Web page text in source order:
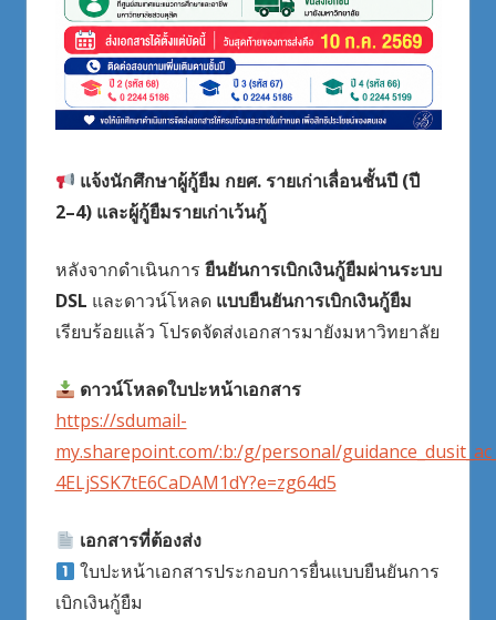
แจ้งนักศึกษาผู้กู้ยืม กยศ. รายเก่าเลื่อนชั้นปี (ปี
2–4) และผู้กู้ยืมรายเก่าเว้นกู้
หลังจากดำเนินการ ยืนยันการเบิกเงินกู้ยืมผ่านระบบ
DSL และดาวน์โหลด แบบยืนยันการเบิกเงินกู้ยืม
เรียบร้อยแล้ว โปรดจัดส่งเอกสารมายังมหาวิทยาลัย
ดาวน์โหลดใบปะหน้าเอกสาร
https://sdumail-
my.sharepoint.com/:b:/g/personal/
4ELjSSK7tE6CaDAM1dY?e=zg64d5
เอกสารที่ต้องส่ง
ใบปะหน้าเอกสารประกอบการยื่นแบบยืนยันการ
เบิกเงินกู้ยืม